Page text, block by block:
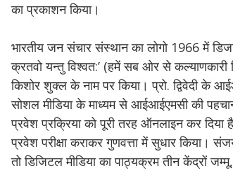
का प्रकाशन किया।
भारतीय जन संचार संस्थान का लोगो 1966 में
क्रतवो यन्तु विश्वत:’ (हमें सब ओर से
किशोर शुक्ल के नाम पर किया। प्रो. द्विवेदी के
सोशल मीडिया के माध्यम से आईआईएमसी की
प्रवेश प्रक्रिया को पूरी तरह ऑनलाइन कर दिया
प्रवेश परीक्षा कराकर गुणवत्ता में सुधार किया।
तो डिजिटल मीडिया का पाठ्यक्रम तीन केंद्रों